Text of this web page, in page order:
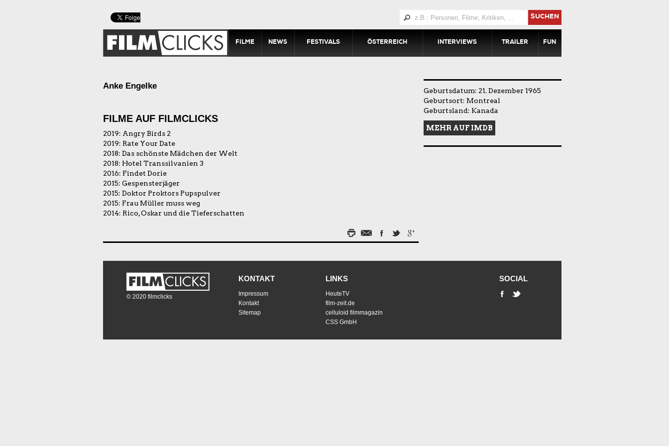
SUCHEN
FILME NEWS FESTIVALS ÖSTERREICH INTERVIEWS TRAILER FUN
Anke Engelke
FILME AUF FILMCLICKS
2019: Angry Birds 2
2019: Rate Your Date
2018: Das schönste Mädchen der Welt
2018: Hotel Transsilvanien 3
2016: Findet Dorie
2015: Gespensterjäger
2015: Doktor Proktors Pupspulver
2015: Frau Müller muss weg
2014: Rico, Oskar und die Tieferschatten
Geburtsdatum: 21. Dezember 1965
Geburtsort: Montreal
Geburtsland: Kanada
MEHR AUF IMDB
© 2020 filmclicks
KONTAKT
Impressum
Kontakt
Sitemap
LINKS
HeuteTV
film-zeit.de
celluloid filmmagazin
CSS GmbH
SOCIAL